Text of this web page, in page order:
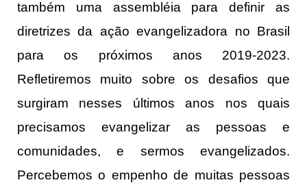
também uma assembléia para definir as
diretrizes da ação evangelizadora no Brasil
para os próximos anos 2019-2023.
Refletiremos muito sobre os desafios que
surgiram nesses últimos anos nos quais
precisamos evangelizar as pessoas e
comunidades, e sermos evangelizados.
Percebemos o empenho de muitas pessoas